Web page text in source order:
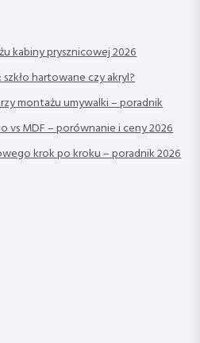
kabiny prysznicowej 2026
hartowane czy akryl?
montażu umywalki – poradnik
vs MDF – porównanie i ceny 2026
krok po kroku – poradnik 2026